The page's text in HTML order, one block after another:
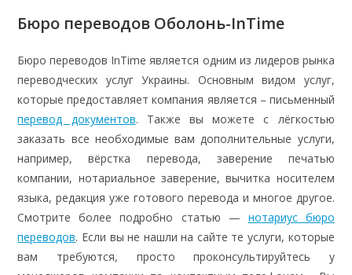
Бюро переводов Оболонь-InTime
Бюро переводов InTime является одним из лидеров рынка
переводческих услуг Украины. Основным видом услуг,
которые предоставляет компания является – письменный
перевод документов. Также вы можете с лёгкостью
заказать все необходимые вам дополнительные услуги,
например, вёрстка перевода, заверение печатью
компании, нотариальное заверение, вычитка носителем
языка, редакция уже готового перевода и многое другое.
Смотрите более подробно статью — нотариус бюро
переводов. Если вы не нашли на сайте те услуги, которые
вам требуются, просто проконсультируйтесь у